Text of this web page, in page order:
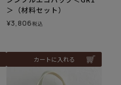
＞（材料セット）
¥3,806税込
カートに入れる